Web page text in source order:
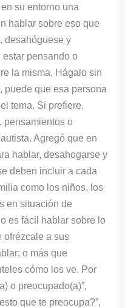
su entorno una
hablar sobre eso que
desahóguese y
pensando o
la misma. Hágalo sin
puede que esa persona
tema. Si prefiere,
pensamientos o
Agregó que en
hablar, desahogarse y
deben incluir a cada
como los niños, los
en situación de
es fácil hablar sobre lo
ofrézcale a sus
o más que
cómo los ve. Por
o preocupado(a)”,
que te preocupa?”,